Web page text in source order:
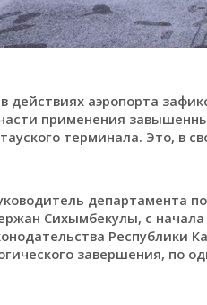
действиях аэропорта
применения
терминала. Это, в
департамента
Сихымбекулы, с
Республики
завершения, по